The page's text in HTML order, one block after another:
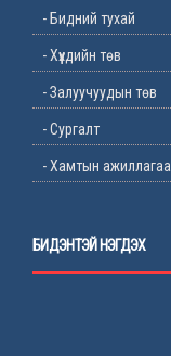
- Бидний тухай
- Хүүхдийн төв
- Залуучуудын төв
- Сургалт
- Хамтын ажиллагаа
БИДЭНТЭЙ НЭГДЭХ